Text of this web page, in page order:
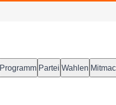
Programm Partei Wahlen